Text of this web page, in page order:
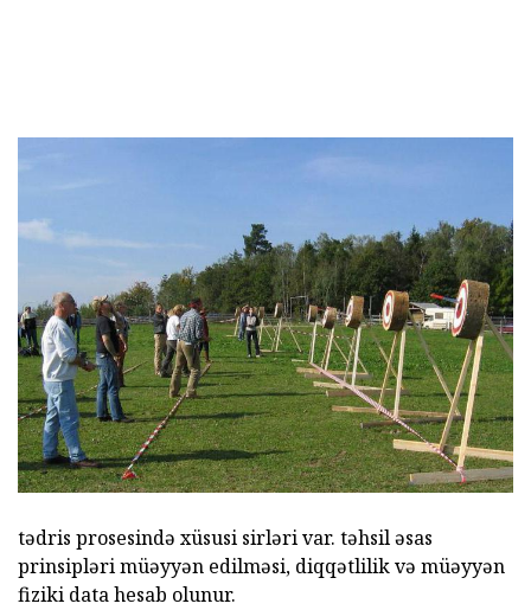
tədris prosesində xüsusi sirləri var. təhsil əsas
prinsipləri müəyyən edilməsi, diqqətlilik və müəyyən
fiziki data hesab olunur.